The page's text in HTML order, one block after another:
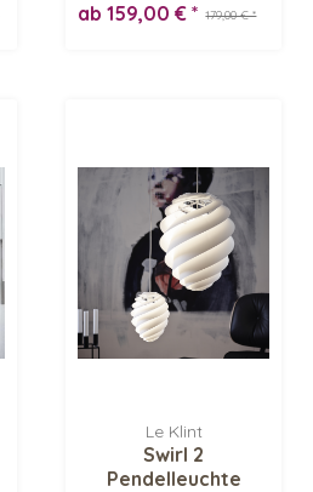
179,00 € *
ab 159,00 € *
Le Klint
Swirl 2
Pendelleuchte